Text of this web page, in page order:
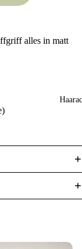
alles in matt